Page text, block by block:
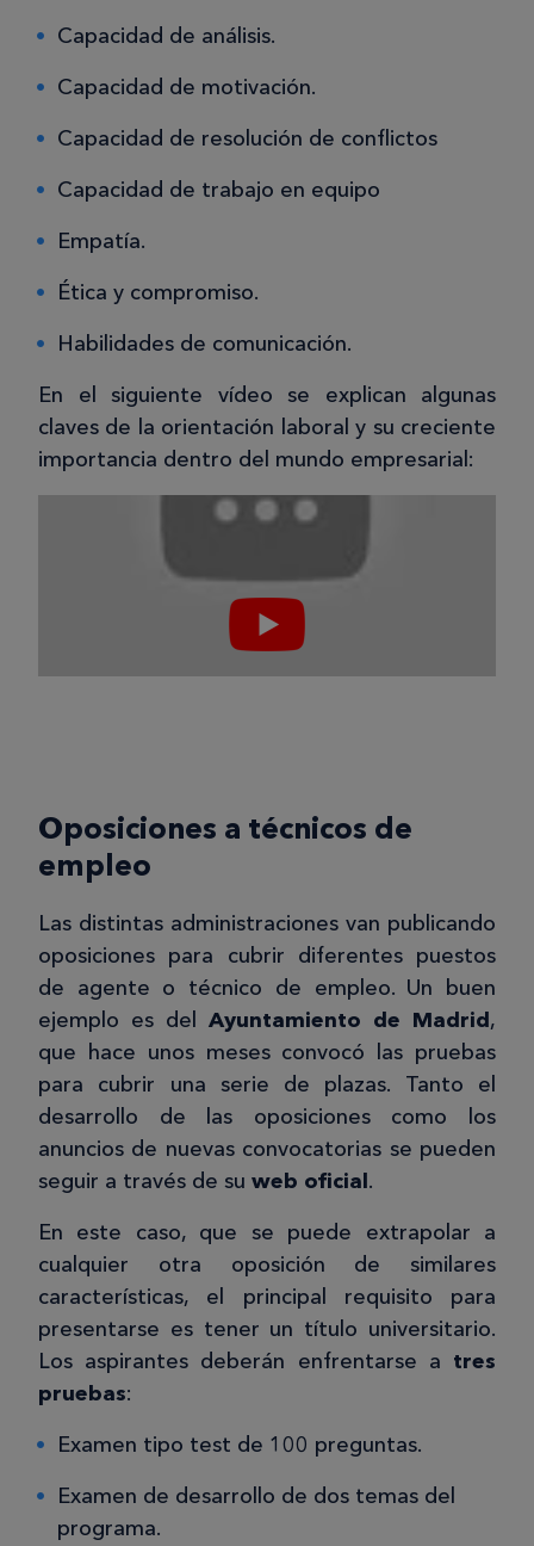
Capacidad de análisis.
Capacidad de motivación.
Capacidad de resolución de conflictos
Capacidad de trabajo en equipo
Empatía.
Ética y compromiso.
Habilidades de comunicación.
En el siguiente vídeo se explican algunas
claves de la orientación laboral y su creciente
importancia dentro del mundo empresarial:
Oposiciones a técnicos de
empleo
Las distintas administraciones van publicando
oposiciones para cubrir diferentes puestos
de agente o técnico de empleo. Un buen
ejemplo es del Ayuntamiento de Madrid,
que hace unos meses convocó las pruebas
para cubrir una serie de plazas. Tanto el
desarrollo de las oposiciones como los
anuncios de nuevas convocatorias se pueden
seguir a través de su web oficial.
En este caso, que se puede extrapolar a
cualquier otra oposición de similares
características, el principal requisito para
presentarse es tener un título universitario.
Los aspirantes deberán enfrentarse a tres
pruebas:
Examen tipo test de 100 preguntas.
Examen de desarrollo de dos temas del
programa.